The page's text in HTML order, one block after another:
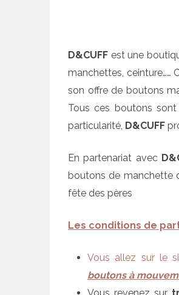
D&CUFF est une
manchettes, ceinture……
son offre de boutons
Tous ces boutons
particularité, D&CUFF
En partenariat avec
boutons de manchette
fête des pères
Les conditions de
Vous allez sur le
boutons à